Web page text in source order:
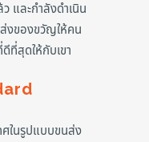
และกำลังดำเนิน
ส่งของขวัญให้คน
ที่สุดให้กับเขา
ศในรูปแบบขนส่ง